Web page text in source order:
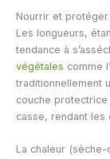
Nourrir et
Les longueurs,
tendance à
végétales comme
traditionnellement
couche protectrice
casse, rendant les
La chaleur